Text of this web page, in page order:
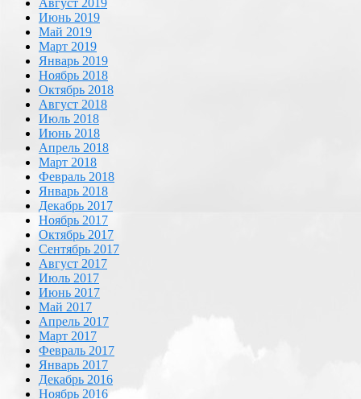
Август 2019
Июнь 2019
Май 2019
Март 2019
Январь 2019
Ноябрь 2018
Октябрь 2018
Август 2018
Июль 2018
Июнь 2018
Апрель 2018
Март 2018
Февраль 2018
Январь 2018
Декабрь 2017
Ноябрь 2017
Октябрь 2017
Сентябрь 2017
Август 2017
Июль 2017
Июнь 2017
Май 2017
Апрель 2017
Март 2017
Февраль 2017
Январь 2017
Декабрь 2016
Ноябрь 2016